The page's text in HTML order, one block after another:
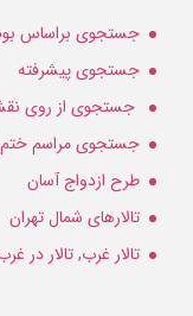
جستجوی براساس
جستجوی پیشرفته
جستجوی از روی
جستجوی مراسم
طرح ازدواج آسان
تالارهای شمال تهران
تالار غرب, تالار در